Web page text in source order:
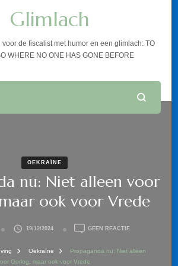
Glimlach
voor de fiscalist met humor en een glimlach: TO
WHERE NO ONE HAS GONE BEFORE
OEKRAÏNE
nu: Niet alleen voor
ook voor Vrede
19/12/2024 GEEN REACTIEOP
NIET
Oekraïne
Propaganda nu: Niet alleen
Oorlog, maar ook voor Vrede